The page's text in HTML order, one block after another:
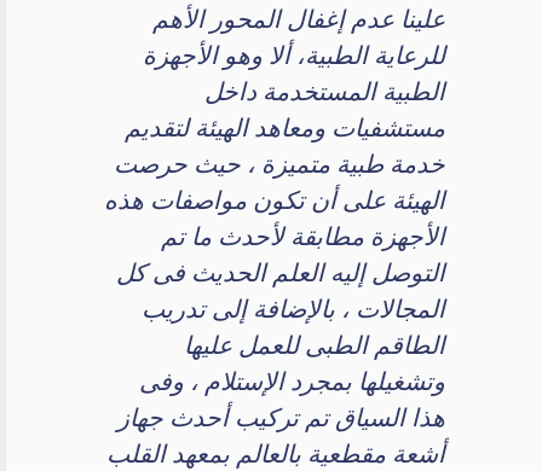
علينا عدم إغفال المحور الأهم
للرعاية الطبية، ألا وهو الأجهزة
الطبية المستخدمة داخل
مستشفيات ومعاهد الهيئة لتقديم
خدمة طبية متميزة ، حيث حرصت
الهيئة على أن تكون مواصفات هذه
الأجهزة مطابقة لأحدث ما تم
التوصل إليه العلم الحديث فى كل
المجالات ، بالإضافة إلى تدريب
الطاقم الطبى للعمل عليها
وتشغيلها بمجرد الإستلام ، وفى
هذا السياق تم تركيب أحدث جهاز
أشعة مقطعية بالعالم بمعهد القلب